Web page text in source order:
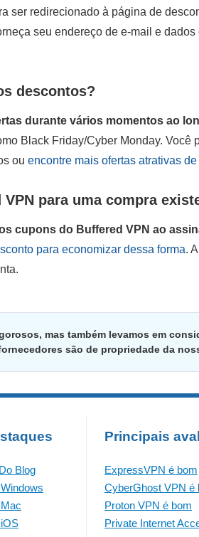
ser redirecionado à página de
seu endereço de e-mail e
descontos?
durante vários momentos ao
Black Friday/Cyber Monday. Você
ou encontre mais ofertas atrativas
para uma compra
cupons do Buffered VPN ao
para economizar dessa forma.
mas também levamos em
são de propriedade da
Blog
Principais
ExpressVPN é bom
CyberGhost VPN é
Proton VPN é bom
Private Internet